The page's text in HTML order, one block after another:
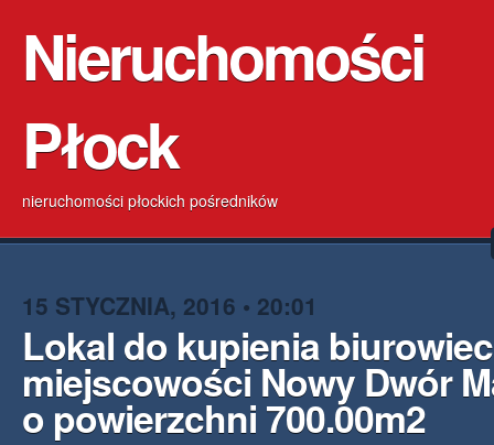
Nieruchomości
Płock
nieruchomości płockich pośredników
15 STYCZNIA, 2016 • 20:01
Lokal do kupienia
miejscowości Nowy Dwór
o powierzchni 700.00m2